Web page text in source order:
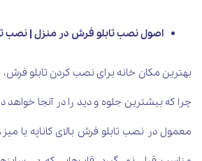
اصول نصب تابلو فرش در منزل | نصب
بهترین مکان خانه برای نصب کردن تابلو فرش،
چرا که بیشترین جلوه و دید را در آنجا
معمول در نصب تابلو فرش بالای کاناپه یا